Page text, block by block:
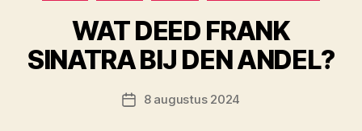
WAT DEED FRANK
SINATRA BIJ DEN ANDEL?
Berichtdatum
8 augustus 2024